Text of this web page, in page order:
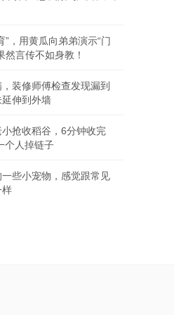
”，用黄瓜向弟弟演示“门
然言传不如身教！
装修师傅检查发现漏到
伸到外墙
抢收稻谷，6分钟收完
个人掉链子
些小宠物，感觉跟常见
样